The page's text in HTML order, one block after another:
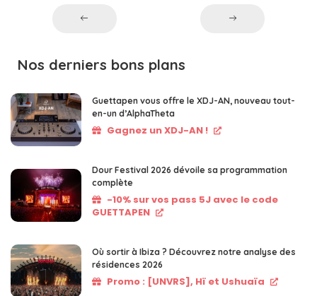
Nos derniers bons plans
Guettapen vous offre le XDJ-AN, nouveau tout-
en-un d’AlphaTheta
Gagnez un XDJ-AN !
Dour Festival 2026 dévoile sa programmation
complète
-10% sur vos pass 5J avec le code
GUETTAPEN
Où sortir à Ibiza ? Découvrez notre analyse des
résidences 2026
Promo : [UNVRS], Hï et Ushuaïa